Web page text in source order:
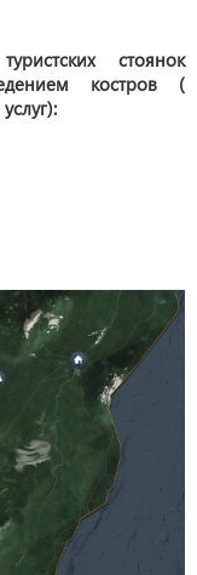
стоянок
костров (